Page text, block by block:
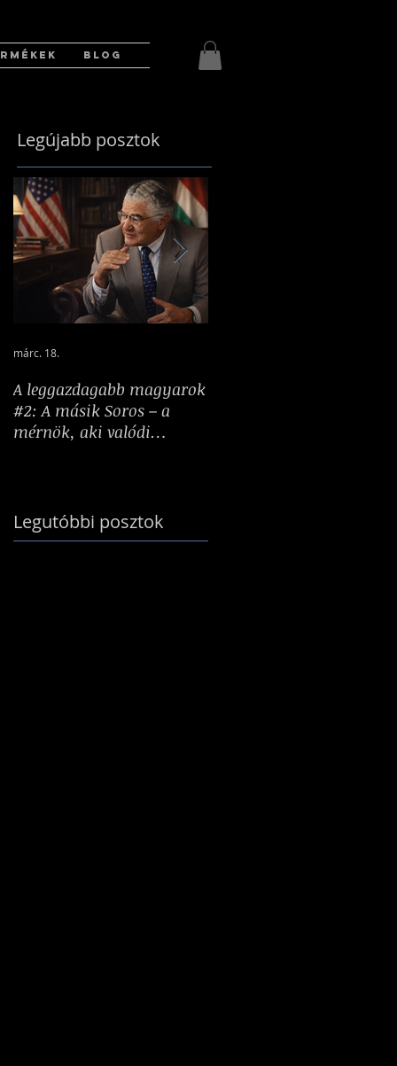
BLOG
Legújabb posztok
A leggazdagabb magyarok
#2: A másik Soros – a
mérnök, aki valódi
márc. 18.
Legutóbbi posztok